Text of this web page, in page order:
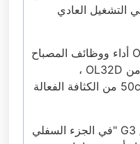
التشغيل العادي
يمتلك المصباح المزدوج OL100D أداء ووظائف المصباح
الفردي OL100S. أكثر سطوعًا من OL32D ،
ومخرجات OL100D أكثر من 50cd من الكثافة الفعالة
مع المحور الملولب العالمي G3 / 4 "في الجزء السفلي